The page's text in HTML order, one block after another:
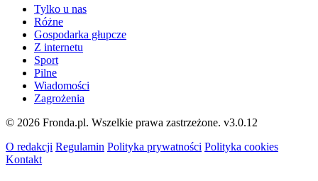
Tylko u nas
Różne
Gospodarka głupcze
Z internetu
Sport
Pilne
Wiadomości
Zagrożenia
© 2026 Fronda.pl. Wszelkie prawa zastrzeżone. v3.0.12
O redakcji Regulamin Polityka prywatności Polityka cookies
Kontakt